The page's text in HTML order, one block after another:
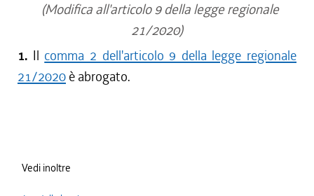
(Modifica all'articolo 9 della legge regionale
21/2020)
1. Il comma 2 dell'articolo 9 della legge regionale
21/2020 è abrogato.
Vedi inoltre